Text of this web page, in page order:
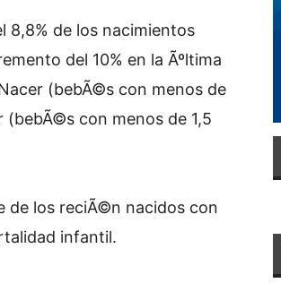
8,8% de los nacimientos
del 10% en la Ãºltima
(bebÃ©s con menos de
(bebÃ©s con menos de 1,5
de los reciÃ©n nacidos con
infantil.